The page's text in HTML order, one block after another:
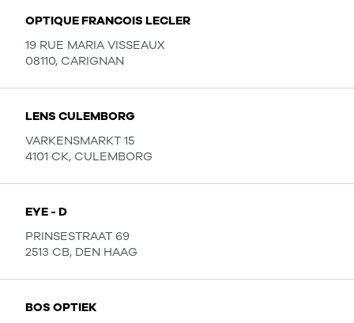
OPTIQUE FRANCOIS LECLER
19 RUE MARIA VISSEAUX
08110, CARIGNAN
LENS CULEMBORG
VARKENSMARKT 15
4101 CK, CULEMBORG
EYE - D
PRINSESTRAAT 69
2513 CB, DEN HAAG
BOS OPTIEK